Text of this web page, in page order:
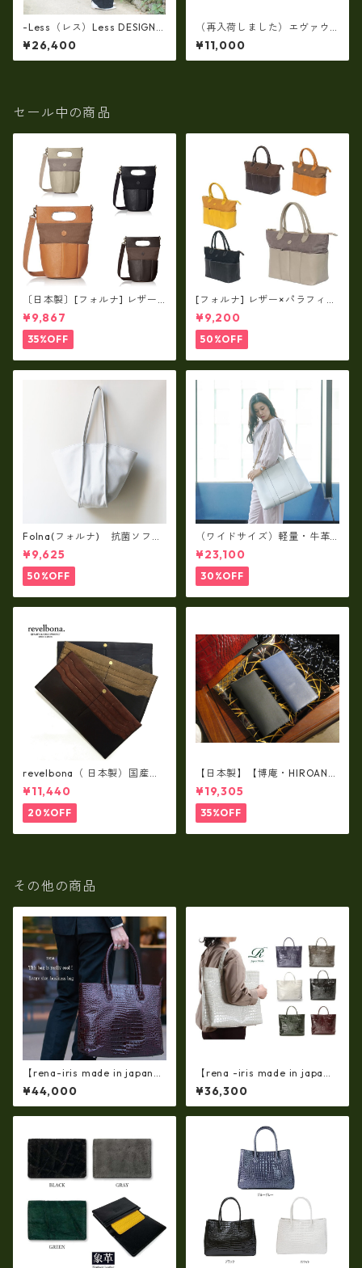
-Less（レス）Less DESIGN
(レスデザイン)Scarred Textu
re（牛革）斜め掛け＆多機能
トート（L/SIZE） LMSB-0514
¥26,400
（再入荷しました）エヴァウ
ィン EVERWIN 日本製 【日本
製】【レザー】ウェストボデ
ィバッグ メンズ 薄型【ビジネ
¥11,000
セール中の商品
〔日本製〕[フォルナ] レザー×
パラフィン筒型2way シュリン
クレザー×79Aパラフィン fo
-259630
¥9,867
35%OFF
[フォルナ] レザー×パラフィン
筒型2way シュリンクレザー×
79Aパラフィン トートL fo-2
59632
¥9,200
50%OFF
Folna(フォルナ) 抗菌ソフト
スムースレザー トートバッグ
¥9,625
50%OFF
（ワイドサイズ）軽量・牛革
製品・2WAYヌメ革トートバッ
グ（A3サイズ/日本製）(高収
納）ir-02G
¥23,100
30%OFF
revelbona（ 日本製）国産牛
革製・お札入れ ロングウォ
レット rl-001
¥11,440
20%OFF
【日本製】【博庵・HIROAN】
最高級牛革（ボーテッド）札
入れ・長財布 ha-21535
¥19,305
35%OFF
その他の商品
【rena-iris made in japan】
【日本製】牛革エナメルクロ
コ 軽量ラージサイズ・トート
バッグ ir-669
¥44,000
【rena -iris made in japa
n】【日本製】牛革エナメルク
ロコ・ 軽量ラージサイズ・ト
ートバッグ ir-667
¥36,300